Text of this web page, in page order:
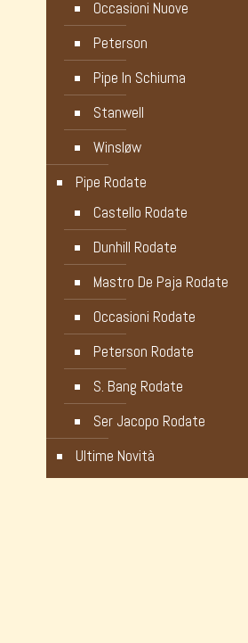
Occasioni Nuove
Peterson
Pipe In Schiuma
Stanwell
Winsløw
Pipe Rodate
Castello Rodate
Dunhill Rodate
Mastro De Paja Rodate
Occasioni Rodate
Peterson Rodate
S. Bang Rodate
Ser Jacopo Rodate
Ultime Novità